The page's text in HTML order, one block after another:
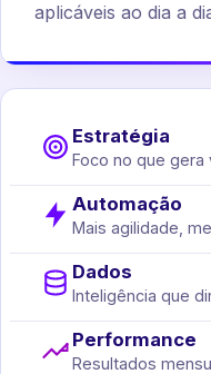
aplicáveis ao dia a
Estratégia
Foco no que gera
Automação
Mais agilidade,
Dados
Inteligência que
Performance
Resultados